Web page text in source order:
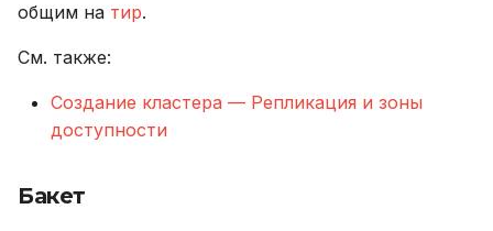
общим на тир.
См. также:
Создание кластера — Репликация и зоны
доступности
Бакет